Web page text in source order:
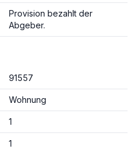
Provision bezahlt der
Abgeber.
91557
Wohnung
1
1